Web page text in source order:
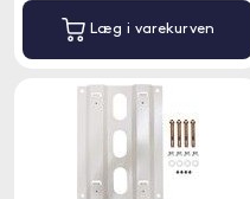
Læg i varekurven